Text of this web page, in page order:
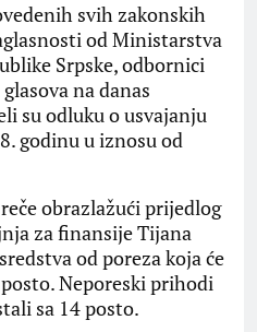
svih zakonskih
od Ministarstva
Srpske, odbornici
na danas
su odluku o usvajanju
godinu u iznosu od
obrazlažući prijedlog
za finansije Tijana
od poreza koja će
Neporeski prihodi
sa 14 posto.